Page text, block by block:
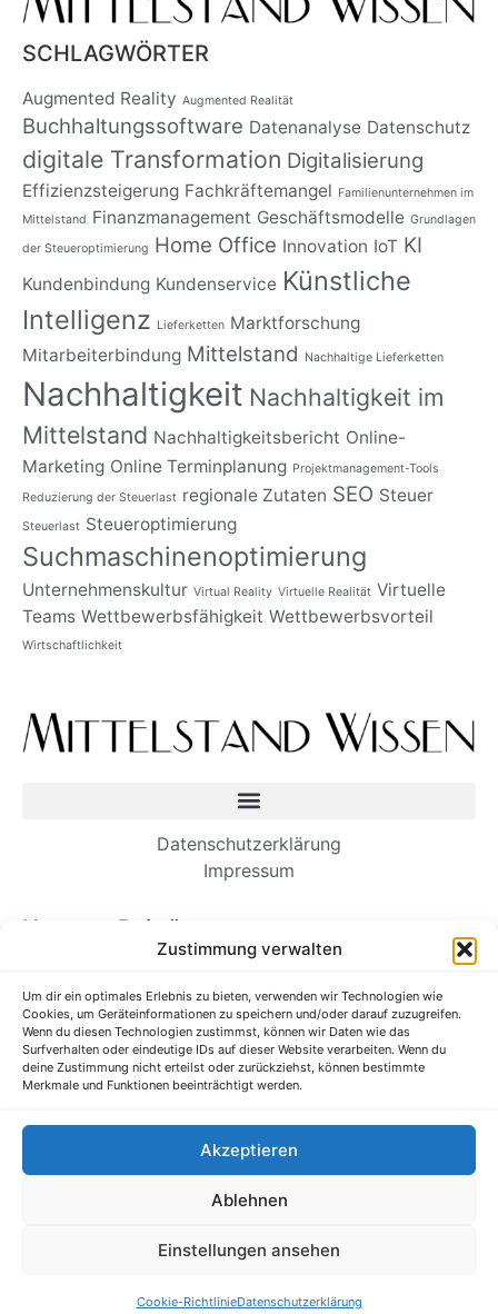
Zustimmung verwalten
Um dir ein optimales Erlebnis zu bieten, verwenden wir Technologien wie
Cookies, um Geräteinformationen zu speichern und/oder darauf zuzugreifen.
Wenn du diesen Technologien zustimmst, können wir Daten wie das
Surfverhalten oder eindeutige IDs auf dieser Website verarbeiten. Wenn du
deine Zustimmung nicht erteilst oder zurückziehst, können bestimmte
Merkmale und Funktionen beeinträchtigt werden.
Akzeptieren
Ablehnen
Einstellungen ansehen
Cookie-RichtlinieDatenschutzerklärung
SCHLAGWÖRTER
Augmented Reality Augmented Realität
Buchhaltungssoftware Datenanalyse Datenschutz
digitale Transformation Digitalisierung
Effizienzsteigerung Fachkräftemangel Familienunternehmen im
Mittelstand Finanzmanagement Geschäftsmodelle Grundlagen
der Steueroptimierung Home Office Innovation IoT KI
Kundenbindung Kundenservice Künstliche
Intelligenz Lieferketten Marktforschung
Mitarbeiterbindung Mittelstand Nachhaltige Lieferketten
Nachhaltigkeit Nachhaltigkeit im
Mittelstand Nachhaltigkeitsbericht Online-
Marketing Online Terminplanung Projektmanagement-Tools
Reduzierung der Steuerlast regionale Zutaten SEO Steuer
Steuerlast Steueroptimierung
Suchmaschinenoptimierung
Unternehmenskultur Virtual Reality Virtuelle Realität Virtuelle
Teams Wettbewerbsfähigkeit Wettbewerbsvorteil
Wirtschaftlichkeit
Datenschutzerklärung
Impressum
Neueste Beiträge
Unternehmen aufbauen
Es ist Zeit, unsere Kommunikation am
Arbeitsplatz zu straffen
Verborgene Talente im Ausbildungssystem
Forschung: Wenn zusätzliche Anstrengungen Sie
in Ihrem Job schlechter machen
Alle Rechte vorbehalten @ Mittelstand-Wissen.de